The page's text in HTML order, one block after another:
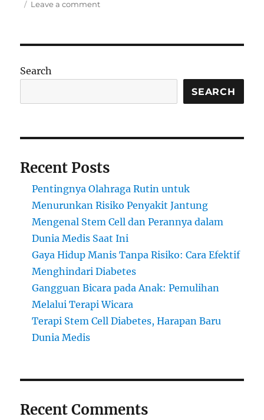
Leave a commenton
Penemuan
Inovasi
Search
SEARCH
Recent Posts
Pentingnya Olahraga Rutin untuk
Menurunkan Risiko Penyakit Jantung
Mengenal Stem Cell dan Perannya dalam
Dunia Medis Saat Ini
Gaya Hidup Manis Tanpa Risiko: Cara Efektif
Menghindari Diabetes
Gangguan Bicara pada Anak: Pemulihan
Melalui Terapi Wicara
Terapi Stem Cell Diabetes, Harapan Baru
Dunia Medis
Recent Comments